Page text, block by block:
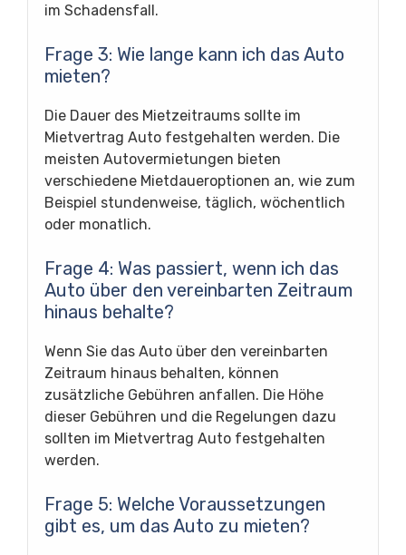
im Schadensfall.
Frage 3: Wie lange kann ich das Auto
mieten?
Die Dauer des Mietzeitraums sollte im
Mietvertrag Auto festgehalten werden. Die
meisten Autovermietungen bieten
verschiedene Mietdaueroptionen an, wie zum
Beispiel stundenweise, täglich, wöchentlich
oder monatlich.
Frage 4: Was passiert, wenn ich das
Auto über den vereinbarten Zeitraum
hinaus behalte?
Wenn Sie das Auto über den vereinbarten
Zeitraum hinaus behalten, können
zusätzliche Gebühren anfallen. Die Höhe
dieser Gebühren und die Regelungen dazu
sollten im Mietvertrag Auto festgehalten
werden.
Frage 5: Welche Voraussetzungen
gibt es, um das Auto zu mieten?